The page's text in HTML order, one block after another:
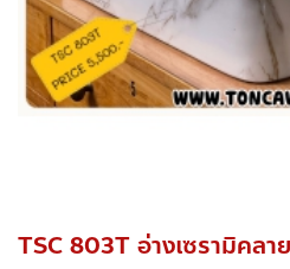
TSC 803T อ่างเซรามิคล